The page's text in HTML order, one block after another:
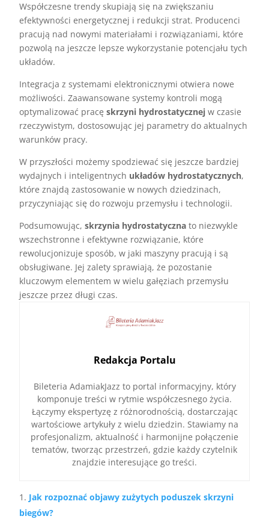
Współczesne trendy skupiają się na zwiększaniu
efektywności energetycznej i redukcji strat. Producenci
pracują nad nowymi materiałami i rozwiązaniami, które
pozwolą na jeszcze lepsze wykorzystanie potencjału tych
układów.
Integracja z systemami elektronicznymi otwiera nowe
możliwości. Zaawansowane systemy kontroli mogą
optymalizować pracęskrzyni hydrostatycznej w czasie
rzeczywistym, dostosowując jej parametry do aktualnych
warunków pracy.
W przyszłości możemy spodziewać się jeszcze bardziej
wydajnych i inteligentnych układów hydrostatycznych,
które znajdą zastosowanie w nowych dziedzinach,
przyczyniając się do rozwoju przemysłu i technologii.
Podsumowując,skrzynia hydrostatyczna to niezwykle
wszechstronne i efektywne rozwiązanie, które
rewolucjonizuje sposób, w jaki maszyny pracują i są
obsługiwane. Jej zalety sprawiają, że pozostanie
kluczowym elementem w wielu gałęziach przemysłu
jeszcze przez długi czas.
Redakcja Portalu
Bileteria AdamiakJazz to portal informacyjny, który
komponuje treści w rytmie współczesnego życia.
Łączymy ekspertyzę z różnorodnością, dostarczając
wartościowe artykuły z wielu dziedzin. Stawiamy na
profesjonalizm, aktualność i harmonijne połączenie
tematów, tworząc przestrzeń, gdzie każdy czytelnik
znajdzie interesujące go treści.
Jak rozpoznać objawy zużytych poduszek skrzyni
biegów?